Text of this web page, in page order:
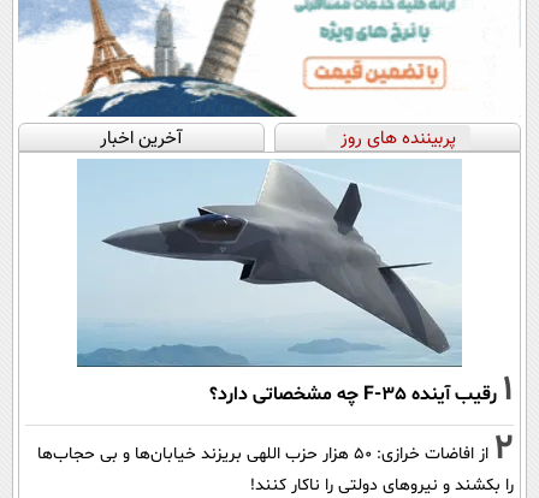
پربیننده های روز آخرین اخبار
1 رقیب آینده F-35 چه مشخصاتی دارد؟
2
از افاضات خرازی: ۵۰ هزار حزب اللهی بریزند خیابان‌ها و بی حجاب‌ها
را بکشند و نیرو‌های دولتی را ناکار کنند!